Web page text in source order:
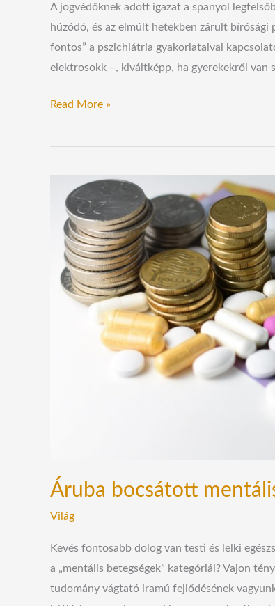
A jogvédőknek adott igazat a spanyol
húzódó, és az elmúlt hetekben zárult bírósági
fontos” a pszichiátria gyakorlataival
elektrosokk –, kiváltképp, ha gyerekekről van
Read More »
Áruba bocsátott
Világ
Kevés fontosabb dolog van testi és lelki
a „mentális betegségek” kategóriái? Vajon
tudomány vágtató iramú fejlődésének
Áruba
bocsátott
mentális
egészségünk